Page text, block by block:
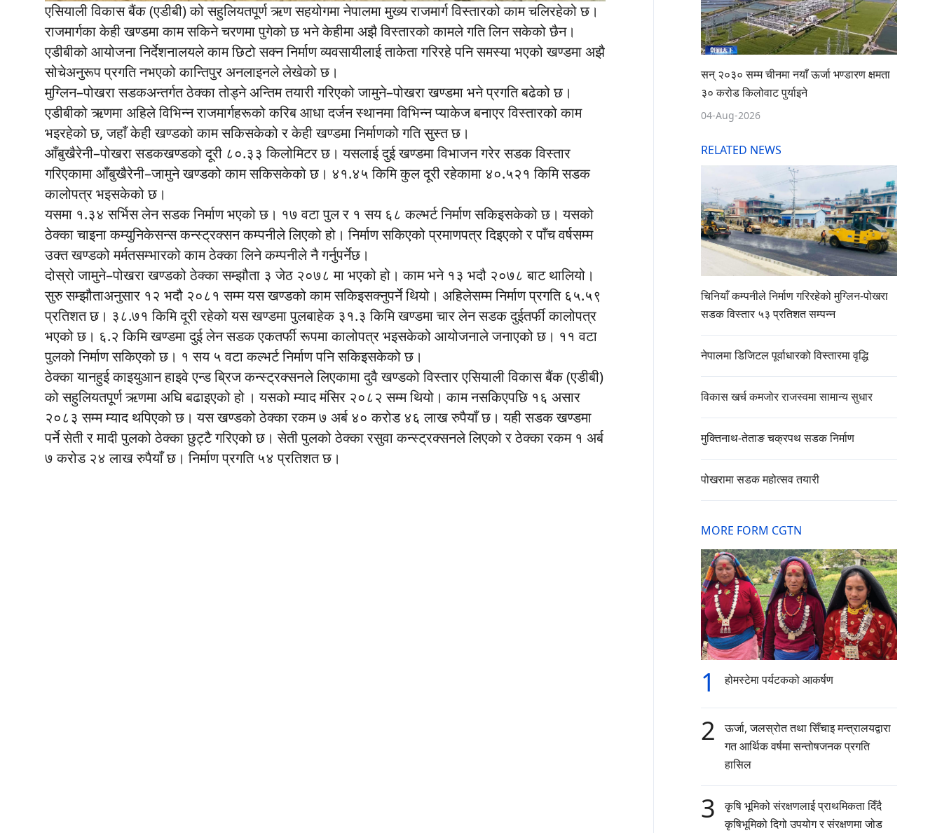
एसियाली विकास बैंक (एडीबी) को सहुलियतपूर्ण ऋण सहयोगमा नेपालमा मुख्य राजमार्ग विस्तारको काम चलिरहेको छ।
राजमार्गका केही खण्डमा काम सकिने चरणमा पुगेको छ भने केहीमा अझै विस्तारको कामले गति लिन सकेको छैन।
एडीबीको आयोजना निर्देशनालयले काम छिटो सक्न निर्माण व्यवसायीलाई ताकेता गरिरहे पनि समस्या भएको खण्डमा अझै
सोचेअनुरूप प्रगति नभएको कान्तिपुर अनलाइनले लेखेको छ।
मुग्लिन–पोखरा सडकअन्तर्गत ठेक्का तोड्ने अन्तिम तयारी गरिएको जामुने–पोखरा खण्डमा भने प्रगति बढेको छ।
एडीबीको ऋणमा अहिले विभिन्न राजमार्गहरूको करिब आधा दर्जन स्थानमा विभिन्न प्याकेज बनाएर विस्तारको काम
भइरहेको छ, जहाँ केही खण्डको काम सकिसकेको र केही खण्डमा निर्माणको गति सुस्त छ।
आँबुखैरेनी–पोखरा सडकखण्डको दूरी ८०.३३ किलोमिटर छ। यसलाई दुई खण्डमा विभाजन गरेर सडक विस्तार
गरिएकामा आँबुखैरेनी–जामुने खण्डको काम सकिसकेको छ। ४१.४५ किमि कुल दूरी रहेकामा ४०.५२१ किमि सडक
कालोपत्र भइसकेको छ।
यसमा १.३४ सर्भिस लेन सडक निर्माण भएको छ। १७ वटा पुल र १ सय ६८ कल्भर्ट निर्माण सकिइसकेको छ। यसको
ठेक्का चाइना कम्युनिकेसन्स कन्स्ट्रक्सन कम्पनीले लिएको हो। निर्माण सकिएको प्रमाणपत्र दिइएको र पाँच वर्षसम्म
उक्त खण्डको मर्मतसम्भारको काम ठेक्का लिने कम्पनीले नै गर्नुपर्नेछ।
दोस्रो जामुने–पोखरा खण्डको ठेक्का सम्झौता ३ जेठ २०७८ मा भएको हो। काम भने १३ भदौ २०७८ बाट थालियो।
सुरु सम्झौताअनुसार १२ भदौ २०८१ सम्म यस खण्डको काम सकिइसक्नुपर्ने थियो। अहिलेसम्म निर्माण प्रगति ६५.५९
प्रतिशत छ। ३८.७१ किमि दूरी रहेको यस खण्डमा पुलबाहेक ३१.३ किमि खण्डमा चार लेन सडक दुईतर्फी कालोपत्र
भएको छ। ६.२ किमि खण्डमा दुई लेन सडक एकतर्फी रूपमा कालोपत्र भइसकेको आयोजनाले जनाएको छ। ११ वटा
पुलको निर्माण सकिएको छ। १ सय ५ वटा कल्भर्ट निर्माण पनि सकिइसकेको छ।
ठेक्का यानहुई काइयुआन हाइवे एन्ड ब्रिज कन्स्ट्रक्सनले लिएकामा दुवै खण्डको विस्तार एसियाली विकास बैंक (एडीबी)
को सहुलियतपूर्ण ऋणमा अघि बढाइएको हो । यसको म्याद मंसिर २०८२ सम्म थियो। काम नसकिएपछि १६ असार
२०८३ सम्म म्याद थपिएको छ। यस खण्डको ठेक्का रकम ७ अर्ब ४० करोड ४६ लाख रुपैयाँ छ। यही सडक खण्डमा
पर्ने सेती र मादी पुलको ठेक्का छुट्टै गरिएको छ। सेती पुलको ठेक्का रसुवा कन्स्ट्रक्सनले लिएको र ठेक्का रकम १ अर्ब
७ करोड २४ लाख रुपैयाँ छ। निर्माण प्रगति ५४ प्रतिशत छ।
सन् २०३० सम्म चीनमा नयाँ ऊर्जा भण्डारण क्षमता
३० करोड किलोवाट पुर्याइने
04-Aug-2026
RELATED NEWS
चिनियाँ कम्पनीले निर्माण गरिरहेको मुग्लिन-पोखरा
सडक विस्तार ५३ प्रतिशत सम्पन्न
नेपालमा डिजिटल पूर्वाधारको विस्तारमा वृद्धि
विकास खर्च कमजोर राजस्वमा सामान्य सुधार
मुक्तिनाथ-तेताङ चक्रपथ सडक निर्माण
पोखरामा सडक महोत्सव तयारी
MORE FORM CGTN
1 होमस्टेमा पर्यटकको आकर्षण
2
ऊर्जा, जलस्रोत तथा सिँचाइ मन्त्रालयद्वारा
गत आर्थिक वर्षमा सन्तोषजनक प्रगति
हासिल
3
कृषि भूमिको संरक्षणलाई प्राथमिकता दिँदै
कृषिभूमिको दिगो उपयोग र संरक्षणमा जोड